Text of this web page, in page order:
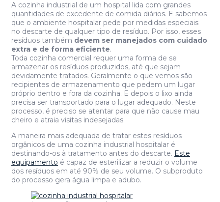
A cozinha industrial de um hospital lida com grandes
quantidades de excedente de comida diários. E sabemos
que o ambiente hospitalar pede por medidas especiais
no descarte de qualquer tipo de resíduo. Por isso, esses
resíduos também devem ser manejados com cuidado
extra e de forma eficiente.
Toda cozinha comercial requer uma forma de se
armazenar os resíduos produzidos, até que sejam
devidamente tratados. Geralmente o que vemos são
recipientes de armazenamento que pedem um lugar
próprio dentro e fora da cozinha. E depois o lixo ainda
precisa ser transportado para o lugar adequado. Neste
processo, é preciso se atentar para que não cause mau
cheiro e atraia visitas indesejadas.
A maneira mais adequada de tratar estes resíduos
orgânicos de uma cozinha industrial hospitalar é
destinando-os à tratamento antes do descarte. Este
equipamento é capaz de esterilizar a reduzir o volume
dos resíduos em até 90% de seu volume. O subproduto
do processo gera água limpa e adubo.